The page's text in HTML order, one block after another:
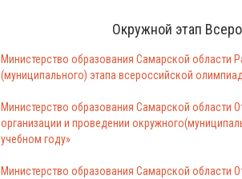
Окружной этап
Министерство образования Самарской области
(муниципального) этапа всероссийской
Министерство образования Самарской области
организации и проведении
учебном году»
Министерство образования Самарской области